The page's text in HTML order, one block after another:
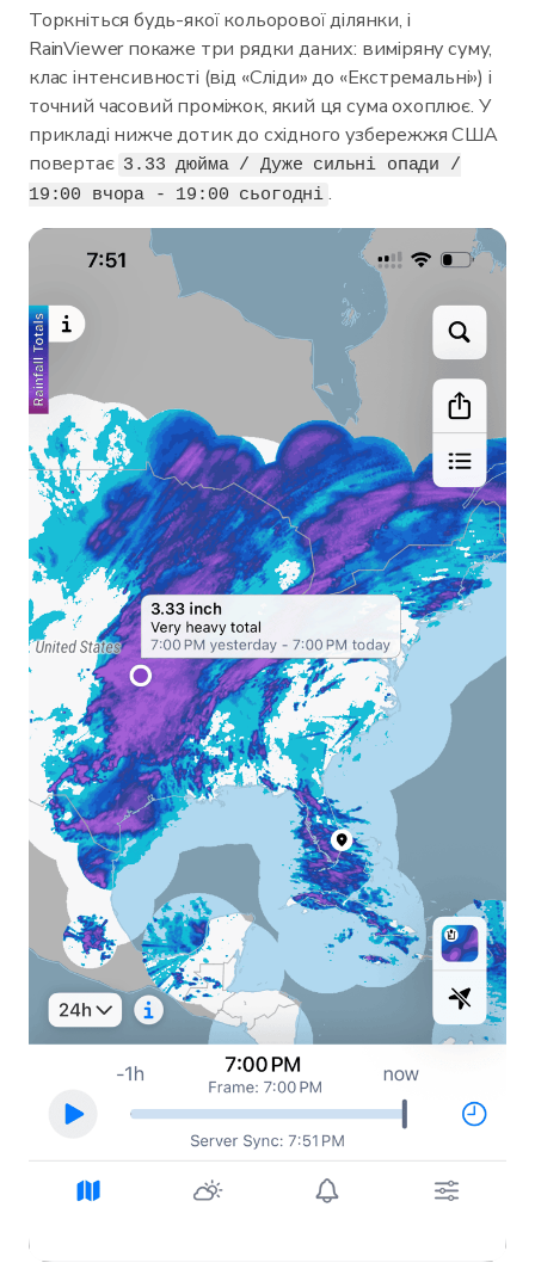
Торкніться будь-якої кольорової ділянки, і
RainViewer покаже три рядки даних: виміряну суму,
клас інтенсивності (від «Сліди» до «Екстремальні») і
точний часовий проміжок, який ця сума охоплює. У
прикладі нижче дотик до східного узбережжя США
повертає 3.33 дюйма / Дуже сильні опади /
19:00 вчора - 19:00 сьогодні .